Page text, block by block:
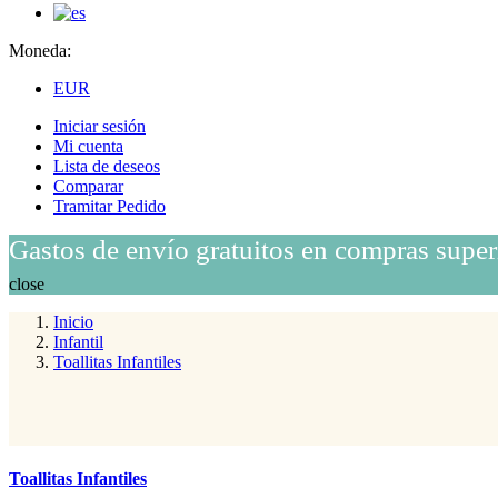
Moneda:
EUR
Iniciar sesión
Mi cuenta
Lista de deseos
Comparar
Tramitar Pedido
Gastos de envío gratuitos en compras
close
Inicio
Infantil
Toallitas Infantiles
Toallitas Infantiles